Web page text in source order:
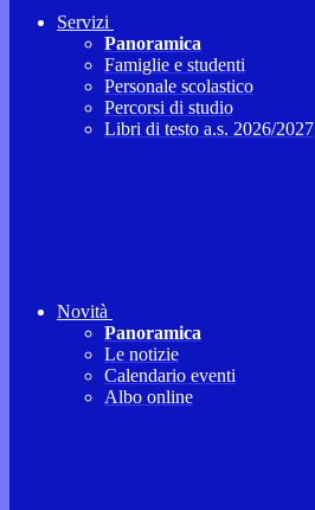
Servizi
Panoramica
Famiglie e studenti
Personale scolastico
Percorsi di studio
Libri di testo a.s. 2026/2027
Novità
Panoramica
Le notizie
Calendario eventi
Albo online